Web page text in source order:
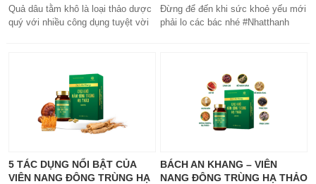
nhiên
Quả dâu tằm khô là loại thảo dược
quý với nhiều công dụng tuyệt vời
50 tuổi
Đừng để đến khi sức khoẻ yếu mới
phải lo các bác nhé #Nhatthanh
#khoetubentrong #nhatthanhbak
5 TÁC DỤNG NỔI BẬT CỦA
VIÊN NANG ĐÔNG TRÙNG HẠ
BÁCH AN KHANG – VIÊN
NANG ĐÔNG TRÙNG HẠ THẢO